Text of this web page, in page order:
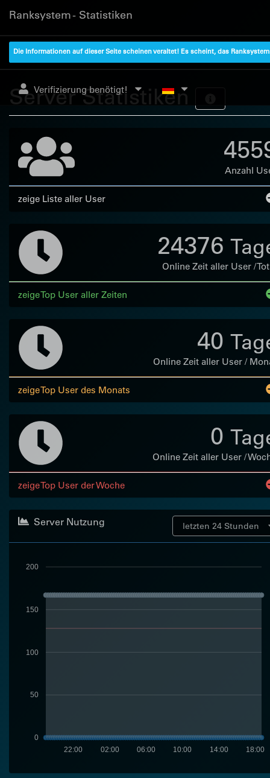
Ranksystem - Statistiken
Die Informationen auf dieser Seite scheinen veraltet! Es scheint, das
Verifizierung benötigt!
Server Statistiken
Anzahl
zeige Liste aller User
24376
Online Zeit aller User /
zeige Top User aller Zeiten
40
Online Zeit aller User /
zeige Top User des Monats
0
Online Zeit aller User /
zeige Top User der Woche
Server Nutzung
0
50
100
150
200
18:00
14:00
10:00
06:00
02:00
22:00